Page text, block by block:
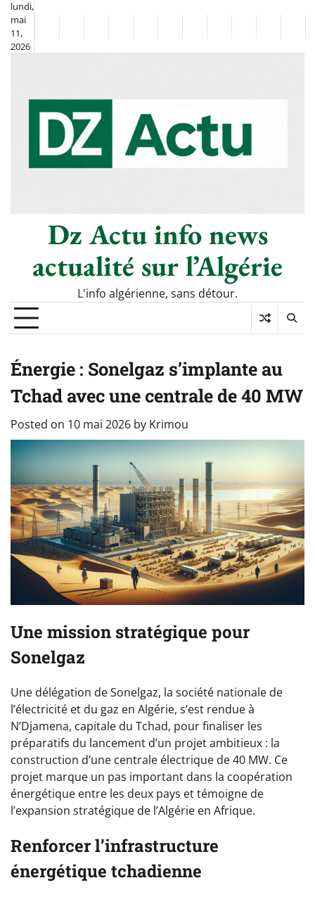
Skip
content
lundi,
mai
11,
2026
FlashSportclasséDiasporaChronique
–
Le
Thé
SociétéCultureMondeÉconomie
Tech
Dz Actu info news
actualité sur l’Algérie
L'info algérienne, sans détour.
Énergie : Sonelgaz s’implante au
Tchad avec une centrale de 40 MW
Posted on 10 mai 2026 by Krimou
Une mission stratégique pour
Sonelgaz
Une délégation de Sonelgaz, la société nationale de
l’électricité et du gaz en Algérie, s’est rendue à
N’Djamena, capitale du Tchad, pour finaliser les
préparatifs du lancement d’un projet ambitieux : la
construction d’une centrale électrique de 40 MW. Ce
projet marque un pas important dans la coopération
énergétique entre les deux pays et témoigne de
l’expansion stratégique de l’Algérie en Afrique.
Renforcer l’infrastructure
énergétique tchadienne